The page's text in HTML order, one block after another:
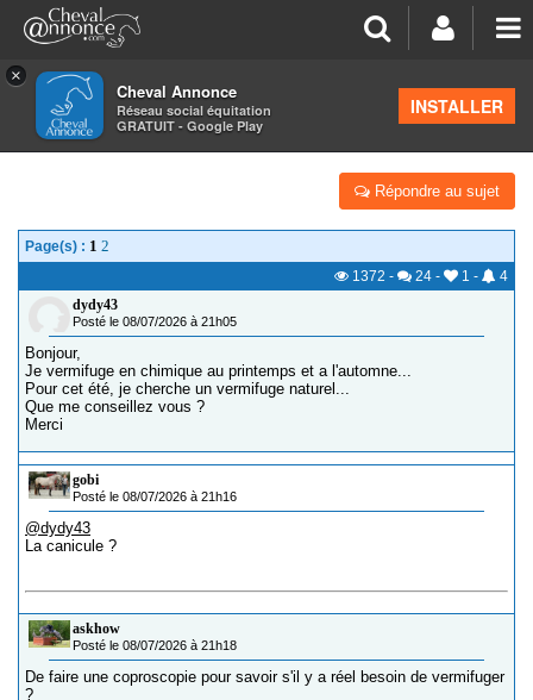
×
Cheval Annonce
Réseau social équitation
GRATUIT - Google Play
INSTALLER
>La santé - les soins
QUEL VERMIFUGE NATUREL ?
Répondre au sujet
Page(s) : 1 2
1372 - 24 - 1 -
4
dydy43
Posté le 08/07/2026 à 21h05
Bonjour,
Je vermifuge en chimique au printemps et a l'automne...
Pour cet été, je cherche un vermifuge naturel...
Que me conseillez vous ?
Merci
gobi
Posté le 08/07/2026 à 21h16
@dydy43
La canicule ?
askhow
Posté le 08/07/2026 à 21h18
De faire une coproscopie pour savoir s'il y a réel besoin de vermifuger
?